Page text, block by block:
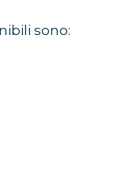
sono: